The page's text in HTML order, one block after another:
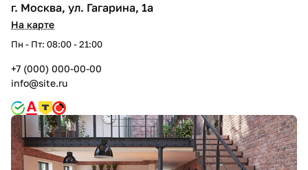
г. Москва, ул. Гагарина, 1а
На карте
Пн - Пт: 08:00 - 21:00
+7 (000) 000-00-00
info@site.ru